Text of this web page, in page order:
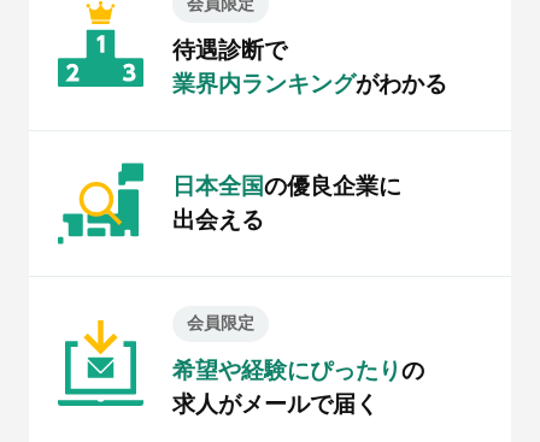
待遇診断で
業界内ランキングがわかる
日本全国の優良企業に
出会える
会員限定
希望や経験にぴったりの
求人がメールで届く